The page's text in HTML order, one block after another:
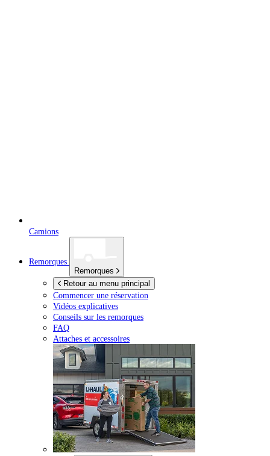
Camions
Remorques
Remorques
Retour au menu principal
Commencer une réservation
Vidéos explicatives
Conseils sur les remorques
FAQ
Attaches et accessoires